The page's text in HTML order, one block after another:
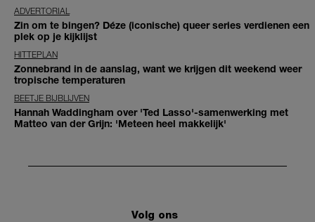
ADVERTORIAL
Zin om te bingen? Déze (iconische) queer series verdienen een
plek op je kijklijst
HITTEPLAN
Zonnebrand in de aanslag, want we krijgen dit weekend weer
tropische temperaturen
BEETJE BIJBLIJVEN
Hannah Waddingham over 'Ted Lasso'-samenwerking met
Matteo van der Grijn: 'Meteen heel makkelijk'
Volg ons